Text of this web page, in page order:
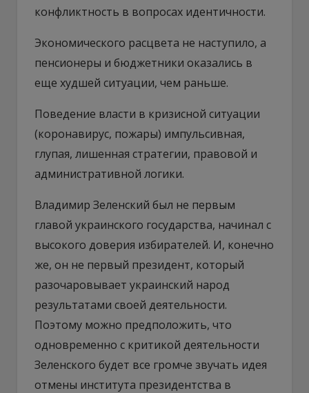
конфликтность в вопросах идентичности.
Экономического расцвета не наступило, а
пенсионеры и бюджетники оказались в
еще худшей ситуации, чем раньше.
Поведение власти в кризисной ситуации
(коронавирус, пожары) импульсивная,
глупая, лишенная стратегии, правовой и
административной логики.
Владимир Зеленский был не первым
главой украинского государства, начинал с
высокого доверия избирателей. И, конечно
же, он не первый президент, который
разочаровывает украинский народ
результатами своей деятельности.
Поэтому можно предположить, что
одновременно с критикой деятельности
Зеленского будет все громче звучать идея
отмены института президентства в